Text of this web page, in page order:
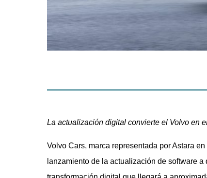
La actualización digital convierte el Volvo en
Volvo Cars, marca representada por Astara
lanzamiento de la actualización de software